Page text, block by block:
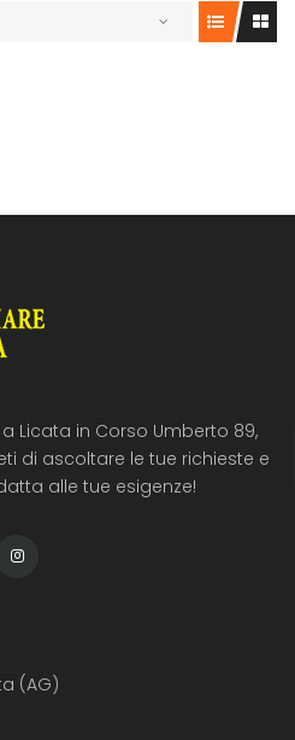
Licata in Corso Umberto 89,
di ascoltare le tue richieste e
alle tue esigenze!
(AG)